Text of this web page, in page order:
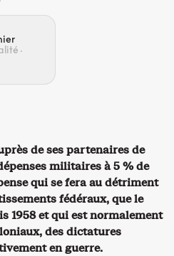
·
de ses partenaires de
militaires à 5 % de
qui se fera au détriment
fédéraux, que le
1958 et qui est normalement
des dictatures
en guerre.